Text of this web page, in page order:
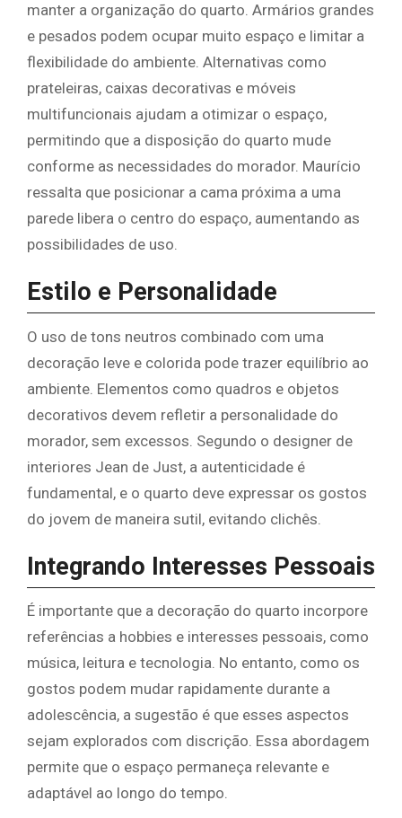
manter a organização do quarto. Armários grandes
e pesados podem ocupar muito espaço e limitar a
flexibilidade do ambiente. Alternativas como
prateleiras, caixas decorativas e móveis
multifuncionais ajudam a otimizar o espaço,
permitindo que a disposição do quarto mude
conforme as necessidades do morador. Maurício
ressalta que posicionar a cama próxima a uma
parede libera o centro do espaço, aumentando as
possibilidades de uso.
Estilo e Personalidade
O uso de tons neutros combinado com uma
decoração leve e colorida pode trazer equilíbrio ao
ambiente. Elementos como quadros e objetos
decorativos devem refletir a personalidade do
morador, sem excessos. Segundo o designer de
interiores Jean de Just, a autenticidade é
fundamental, e o quarto deve expressar os gostos
do jovem de maneira sutil, evitando clichês.
Integrando Interesses Pessoais
É importante que a decoração do quarto incorpore
referências a hobbies e interesses pessoais, como
música, leitura e tecnologia. No entanto, como os
gostos podem mudar rapidamente durante a
adolescência, a sugestão é que esses aspectos
sejam explorados com discrição. Essa abordagem
permite que o espaço permaneça relevante e
adaptável ao longo do tempo.